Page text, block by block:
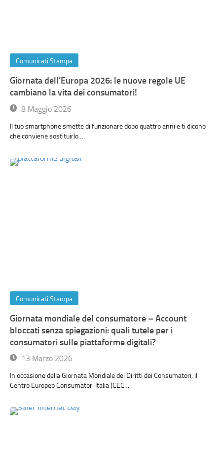
Comunicati Stampa
Giornata dell’Europa 2026: le nuove regole UE
cambiano la vita dei consumatori!
8 Maggio 2026
Il tuo smartphone smette di funzionare dopo quattro anni e ti dicono
che conviene sostituirlo.…
Comunicati Stampa
Giornata mondiale del consumatore – Account
bloccati senza spiegazioni: quali tutele per i
consumatori sulle piattaforme digitali?
13 Marzo 2026
In occasione della Giornata Mondiale dei Diritti dei Consumatori, il
Centro Europeo Consumatori Italia (CEC…